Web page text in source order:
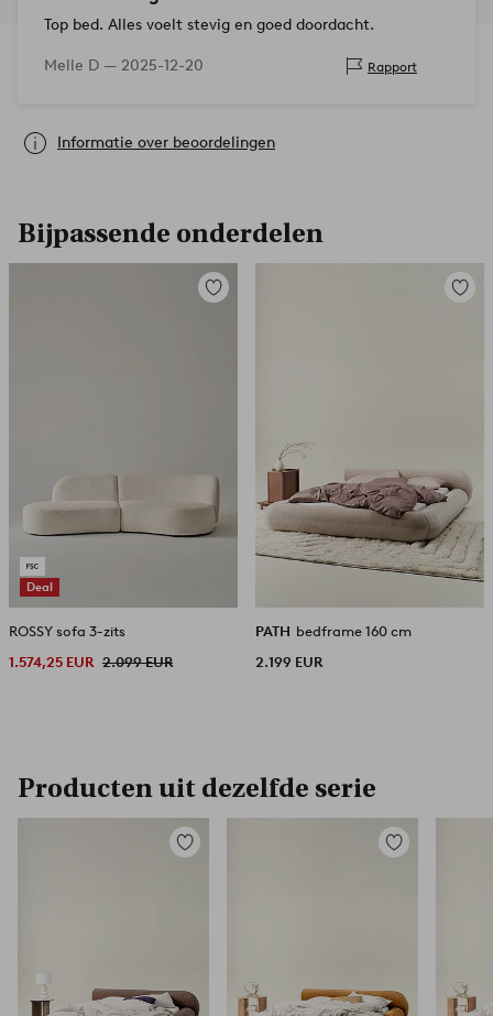
Top bed. Alles voelt stevig en goed doordacht.
Melle D — 2025-12-20 Rapport
Informatie over beoordelingen
Bijpassende onderdelen
Deal
Toevoegen
ROSSY sofa 3-zits
1.574,25 EUR 2.099 EUR
PATH
bedframe 160 cm
2.199 EUR
Producten uit dezelfde serie
Toevoegen
Toevoegen